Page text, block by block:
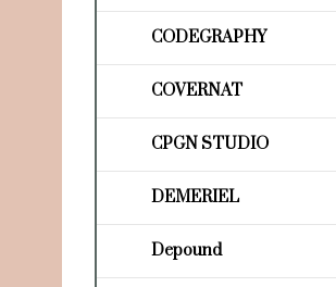
CODEGRAPHY
COVERNAT
CPGN STUDIO
DEMERIEL
Depound